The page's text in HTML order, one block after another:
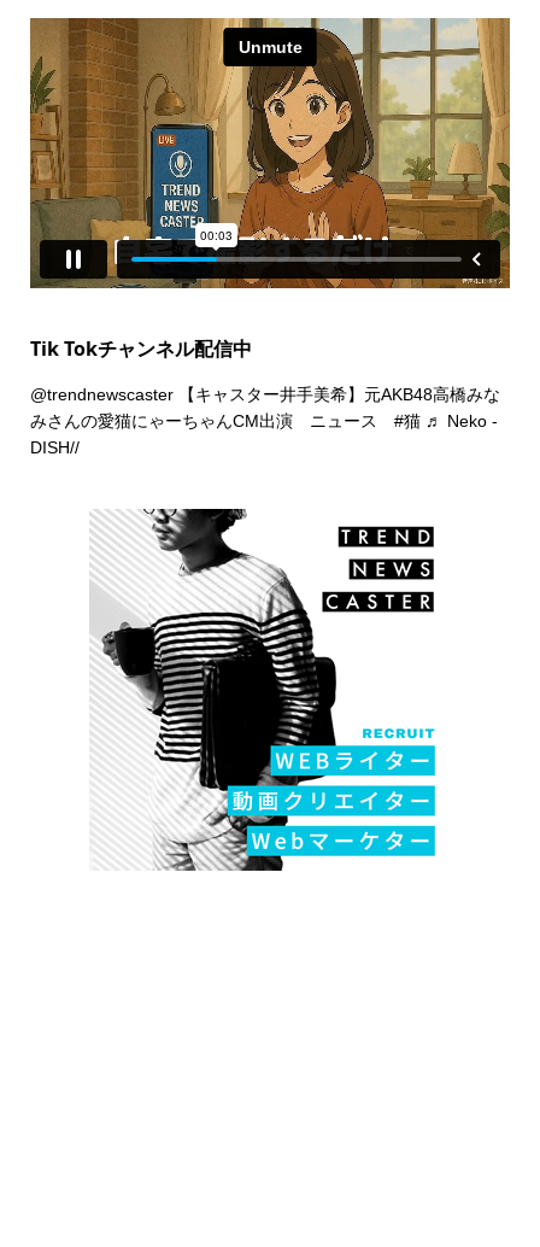
Tik Tokチャンネル配信中
@trendnewscaster【キャスター井手美希】元AKB48高橋みな
みさんの愛猫にゃーちゃんCM出演 ニュース #猫 ♬ Neko -
DISH//